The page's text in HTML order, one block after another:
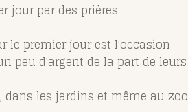
jour par des prières
le premier jour est l'occasion
peu d'argent de la part de leurs
dans les jardins et même au zoo